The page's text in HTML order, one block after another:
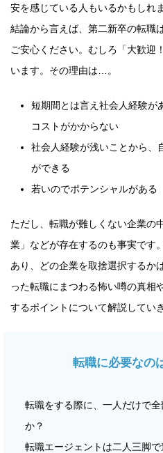
安を感じている人もいるかもしれ
結論から言えば、第二新卒の転職
ご安心ください。むしろ「大歓迎
います。その理由は…。
短期間とは言え社会人経験が
コストがかからない
社会人経験が浅いことから、
ができる
若いのでポテンシャルがある
ただし、転職が難しくない企業の
業」などが存在するのも事実です
あり、どの企業を取捨選択するか
った転職にまつわる怖い噂の真相
するポイントについて解説してい
転職に必要なの
転職をする際に、一人だけで
か？
転職エージェントは二人三脚